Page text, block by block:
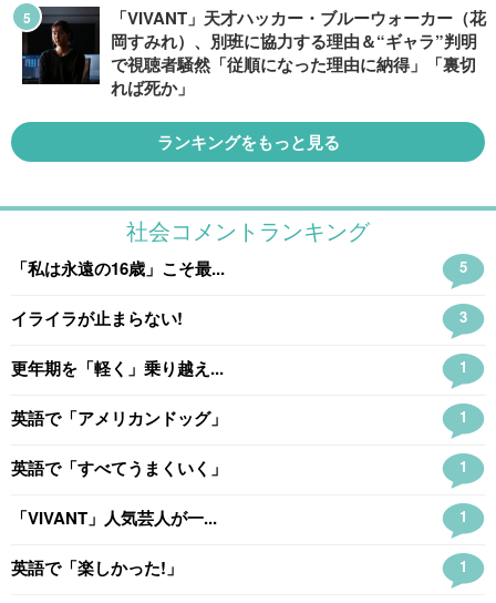
「VIVANT」天才ハッカー・ブルーウォーカー（花
岡すみれ）、別班に協力する理由＆“ギャラ”判明
で視聴者騒然「従順になった理由に納得」「裏切
れば死か」
ランキングをもっと見る